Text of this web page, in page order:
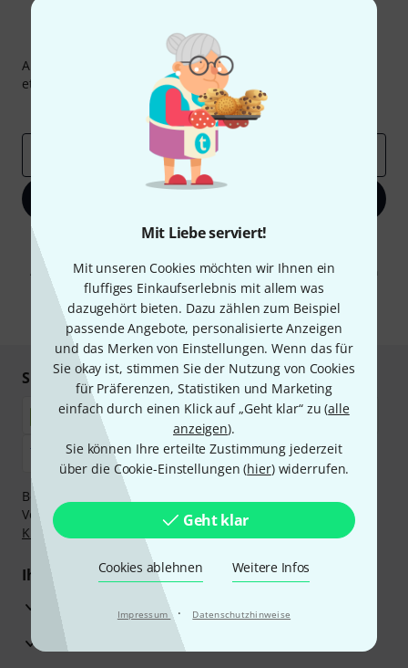
Mit Liebe serviert!
Mit unseren Cookies möchten wir Ihnen ein
fluffiges Einkaufserlebnis mit allem was
dazugehört bieten. Dazu zählen zum Beispiel
passende Angebote, personalisierte Anzeigen
und das Merken von Einstellungen. Wenn das für
Sie okay ist, stimmen Sie der Nutzung von Cookies
für Präferenzen, Statistiken und Marketing
einfach durch einen Klick auf „Geht klar“ zu (alle
anzeigen).
Sie können Ihre erteilte Zustimmung jederzeit
über die Cookie-Einstellungen (hier) widerrufen.
Geht klar
Cookies ablehnen Weitere Infos
Impressum · Datenschutzhinweise
Thomann Newsletter
Abonniere den Thomann Newsletter und gewinne mit
etwas Glück einen von50 Gutscheinen
Inspirierende Beiträge
Deals
Mit Klick auf „Jetzt anmelden“ stimmen Sie dem Erhalt von E-Mail-
Werbung und einer Messung des E-Mail-Nutzungsverhaltens zu. Die
Abmeldung ist jederzeit möglich. Weitere Informationen finden Sie in
unserenDatenschutzhinweisen.
* Pflichtfeld
Sicher einkaufen & bezahlen
Bezahlen Sie vertraulich und sicher per Nachnahme,
Vorkasse, PayPal, Amazon Pay,Klarna Sofort bezahlen,
Klarna Ratenzahlung
Ihre Vorteile
3 Jahre Thomann Garantie
30 Tage Money-Back-Garantie